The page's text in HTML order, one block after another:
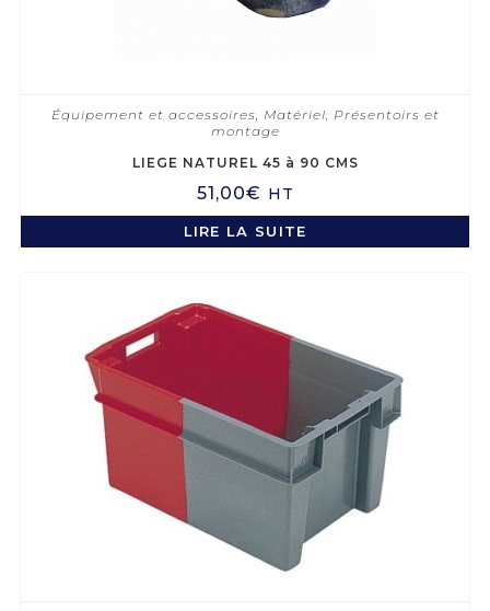
Équipement et accessoires, Matériel, Présentoirs et
montage
LIEGE NATUREL 45 à 90 CMS
51,00€ HT
LIRE LA SUITE